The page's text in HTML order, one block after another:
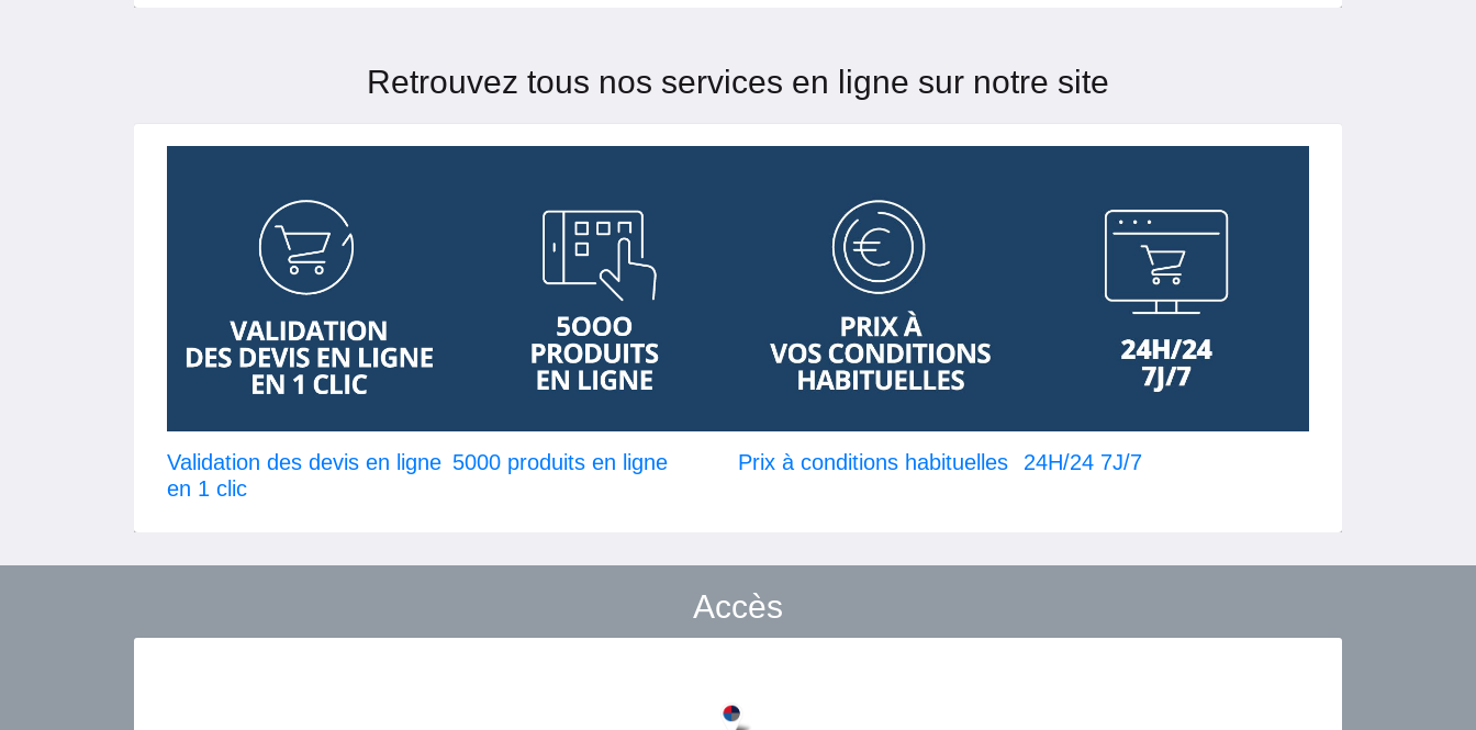
Retrouvez tous nos services en ligne sur notre site
Validation des devis en ligne
en 1 clic
5000 produits en ligne Prix à conditions habituelles 24H/24 7J/7
Accès